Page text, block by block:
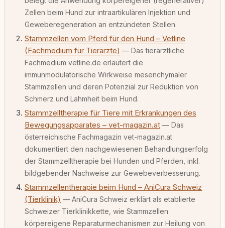
Zellen beim Hund zur intraartikulären Injektion und
Geweberegeneration an entzündeten Stellen.
Stammzellen vom Pferd für den Hund – Vetline
(Fachmedium für Tierärzte) — Das tierärztliche
Fachmedium vetline.de erläutert die
immunmodulatorische Wirkweise mesenchymaler
Stammzellen und deren Potenzial zur Reduktion von
Schmerz und Lahmheit beim Hund.
Stammzelltherapie für Tiere mit Erkrankungen des
Bewegungsapparates – vet-magazin.at — Das
österreichische Fachmagazin vet-magazin.at
dokumentiert den nachgewiesenen Behandlungserfolg
der Stammzelltherapie bei Hunden und Pferden, inkl.
bildgebender Nachweise zur Gewebeverbesserung.
Stammzellentherapie beim Hund – AniCura Schweiz
(Tierklinik) — AniCura Schweiz erklärt als etablierte
Schweizer Tierklinikkette, wie Stammzellen
körpereigene Reparaturmechanismen zur Heilung von